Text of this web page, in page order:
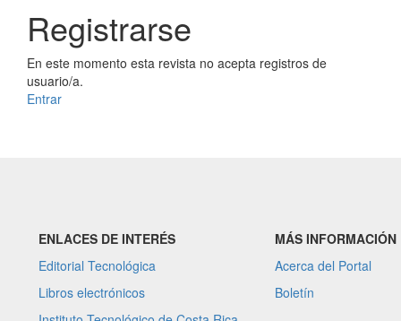
Registrarse
En este momento esta revista no acepta registros de
usuario/a.
Entrar
ENLACES DE INTERÉS
Editorial Tecnológica
Libros electrónicos
MÁS INFORMACIÓN
Acerca del Portal
Boletín